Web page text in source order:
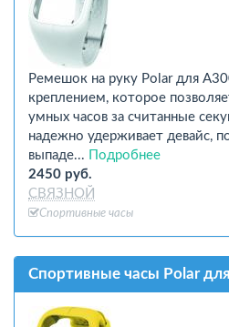
Ремешок на руку Polar для
креплением, которое
умных часов за считанные
надежно удерживает девайс,
выпаде...
Подробнее
2450 руб.
СВЯЗНОЙ
Спортивные часы
Спортивные часы Polar